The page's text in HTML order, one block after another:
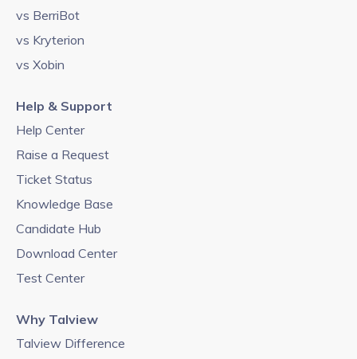
vs BerriBot
vs Kryterion
vs Xobin
Help & Support
Help Center
Raise a Request
Ticket Status
Knowledge Base
Candidate Hub
Download Center
Test Center
Why Talview
Talview Difference